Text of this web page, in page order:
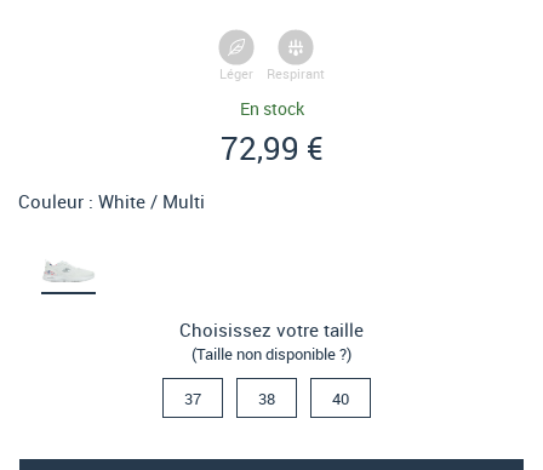
Léger Respirant
En stock
72,99 €
Couleur : White / Multi
Choisissez votre taille
(Taille non disponible ?)
37 38 40